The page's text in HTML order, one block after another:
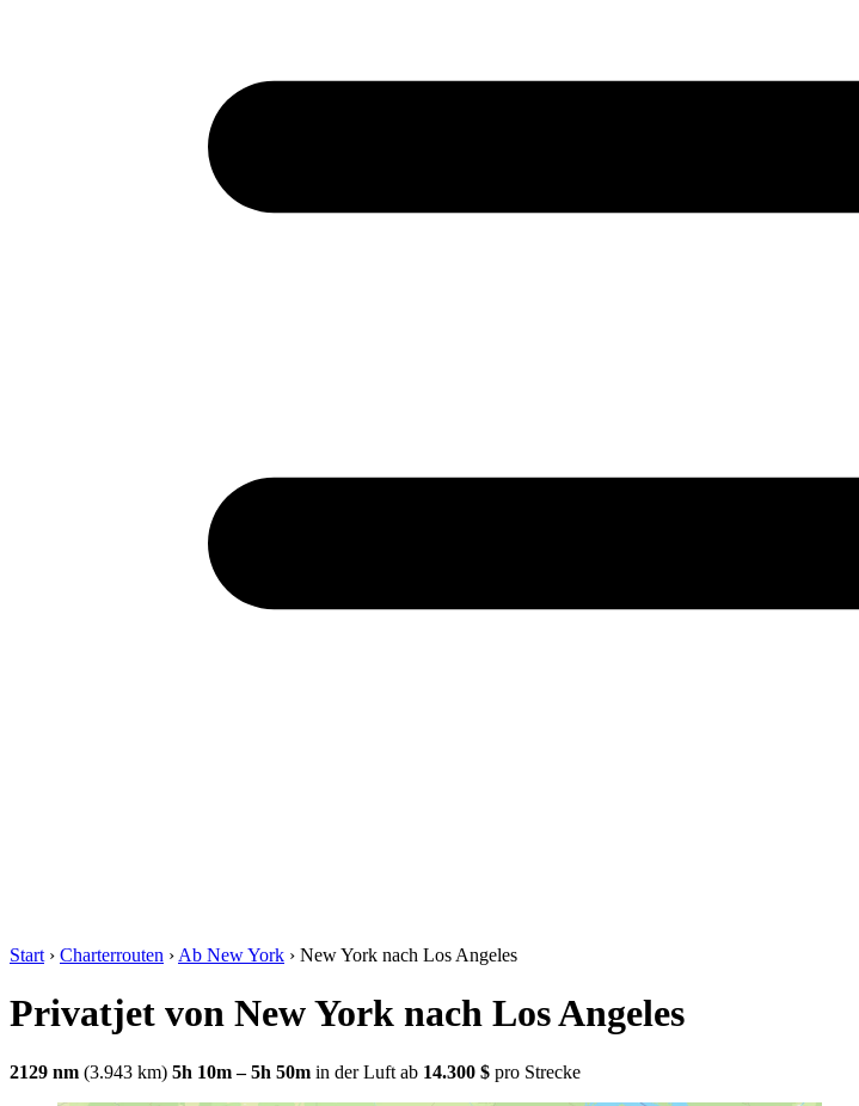
Start › Charterrouten › Ab New York › New York nach Los Angeles
Privatjet von New York nach Los Angeles
2129 nm (3.943 km) 5h 10m – 5h 50m in der Luft ab 14.300 $ pro Strecke